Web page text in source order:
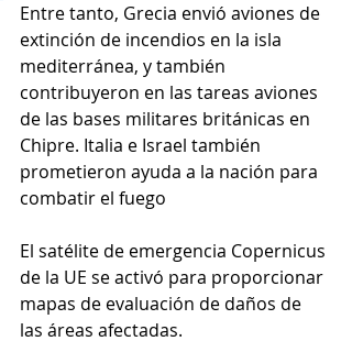
Entre tanto, Grecia envió aviones de
extinción de incendios en la isla
mediterránea, y también
contribuyeron en las tareas aviones
de las bases militares británicas en
Chipre. Italia e Israel también
prometieron ayuda a la nación para
combatir el fuego
El satélite de emergencia Copernicus
de la UE se activó para proporcionar
mapas de evaluación de daños de
las áreas afectadas.